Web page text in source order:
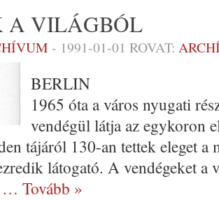
A VILÁGBÓL
- 1991-01-01 ROVAT:
BERLIN
1965 óta a város nyugati
vendégül látja az egykoron
tájáról 130-an tettek eleget a
látogató. A vendégeket
… Tovább »